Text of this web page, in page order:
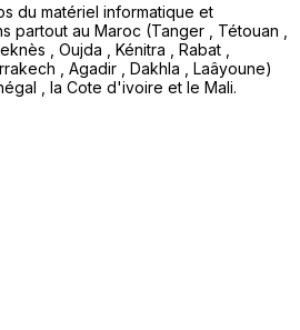
du matériel informatique et
partout au Maroc (Tanger , Tétouan ,
, Oujda , Kénitra , Rabat ,
, Agadir , Dakhla , Laâyoune)
, la Cote d'ivoire et le Mali.